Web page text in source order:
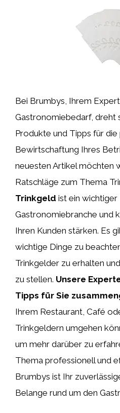
Bei Brumbys, Ihrem
Gastronomiebedarf, dreht
Produkte und Tipps für
Bewirtschaftung Ihres
neuesten Artikel möchten
Ratschläge zum Thema
Trinkgeld ist ein
Gastronomiebranche und
Ihren Kunden stärken. Es
wichtige Dinge zu
Trinkgelder zu erhalten
zu stellen. Unsere
Tipps für Sie
Ihrem Restaurant, Café
Trinkgeldern umgehen
um mehr darüber zu
Thema professionell und
Brumbys ist Ihr
Belange rund um den